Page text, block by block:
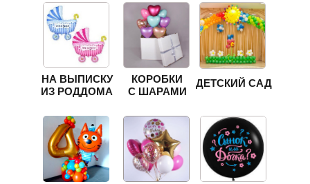
НА ВЫПИСКУ
ИЗ РОДДОМА
КОРОБКИ
С ШАРАМИ
ДЕТСКИЙ САД